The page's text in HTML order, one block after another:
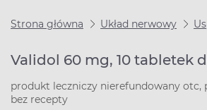
Strona główna Układ nerwowy
Validol 60 mg, 10 tabletek
produkt leczniczy nierefundowany otc,
bez recepty